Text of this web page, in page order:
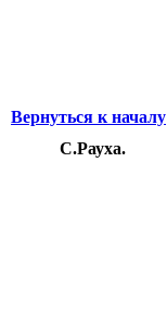
Вернуться к началу
С.Рауха.